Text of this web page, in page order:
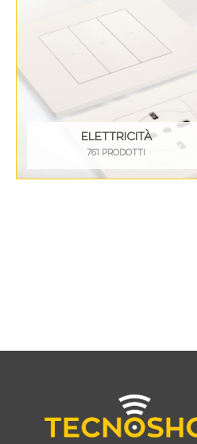
ELETTRICITÀ
761 PRODOTTI